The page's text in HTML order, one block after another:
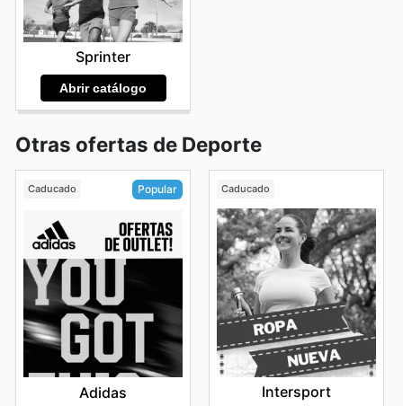
Sprinter
Abrir catálogo
Otras ofertas de Deporte
Caducado Popular
Adidas
Caducado
Intersport